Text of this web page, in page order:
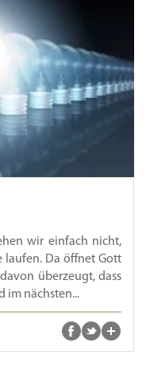
wir einfach nicht,
laufen. Da öffnet Gott
überzeugt, dass
im nächsten...